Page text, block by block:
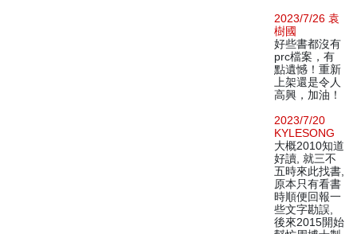
2023/7/26 袁
樹國
好些書都沒有
prc檔案，有
點遺憾！重新
上架還是令人
高興，加油！
2023/7/20
KYLESONG
大概2010知道
好讀, 就三不
五時來此找書,
原本只有看書
時順便回報一
些文字勘誤,
後來2015開始